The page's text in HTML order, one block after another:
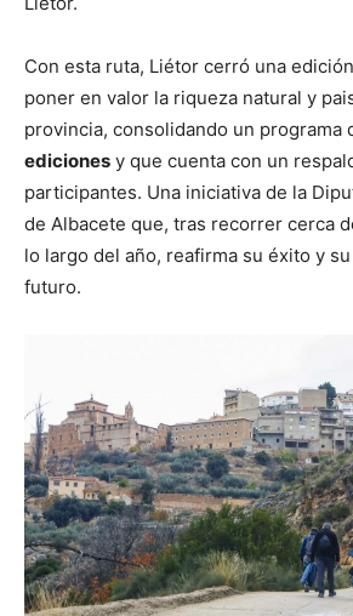
Con esta ruta, Liétor cerró una
poner en valor la riqueza natural y
provincia, consolidando un programa
ediciones y que cuenta con un
participantes. Una iniciativa de la
de Albacete que, tras recorrer cerca
lo largo del año, reafirma su éxito y
futuro.